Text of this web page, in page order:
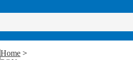
Home >